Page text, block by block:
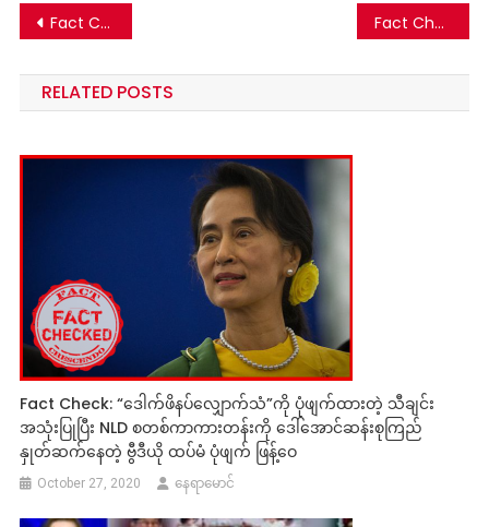
Post
navigation
Fact Check: နေပြည်တော်ကောင်စီရုံး PDF ဝင်စီး၊ ဗိုလ်ချုပ် ၅ ဦးပစ်သတ်ခံရတဲ့ သတင်းတု Fact Check: အာဇာနည်နေ့ ဗုံးပေါက်ကွဲမှု လူ ၈၀ ကျော်သေဆုံးတဲ့ သတင်းတု
RELATED POSTS
Fact Check: “ဒေါက်ဖိနပ်လျှောက်သံ”ကို ပုံဖျက်ထားတဲ့ သီချင်း
အသုံးပြုပြီး NLD စတစ်ကာကားတန်းကို ဒေါ်အောင်ဆန်းစုကြည်
နှုတ်ဆက်နေတဲ့ ဗွီဒီယို ထပ်မံ ပုံဖျက် ဖြန့်ဝေ
October 27, 2020 နေရာမောင်